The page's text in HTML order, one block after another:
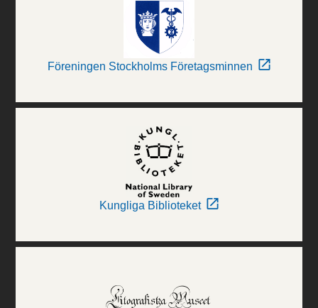
Föreningen Stockholms Företagsminnen
Kungliga Biblioteket